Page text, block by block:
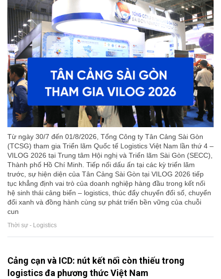
Từ ngày 30/7 đến 01/8/2026, Tổng Công ty Tân Cảng Sài Gòn
(TCSG) tham gia Triển lãm Quốc tế Logistics Việt Nam lần thứ 4 –
VILOG 2026 tại Trung tâm Hội nghị và Triển lãm Sài Gòn (SECC),
Thành phố Hồ Chí Minh. Tiếp nối dấu ấn tại các kỳ triển lãm
trước, sự hiện diện của Tân Cảng Sài Gòn tại VILOG 2026 tiếp
tục khẳng định vai trò của doanh nghiệp hàng đầu trong kết nối
hệ sinh thái cảng biển – logistics, thúc đẩy chuyển đổi số, chuyển
đổi xanh và đồng hành cùng sự phát triển bền vững của chuỗi
cun
Thời sự - Logistics
Cảng cạn và ICD: nút kết nối còn thiếu trong
logistics đa phương thức Việt Nam